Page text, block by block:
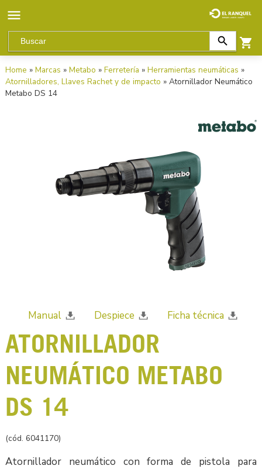
Home » Marcas » Metabo » Ferretería » Herramientas neumáticas »
Atornilladores, Llaves Rachet y de impacto » Atornillador Neumático
Metabo DS 14
ATORNILLADOR
NEUMÁTICO METABO
DS 14
(cód. 6041170)
Atornillador neumático con forma de pistola para
Manual Despiece Ficha técnica